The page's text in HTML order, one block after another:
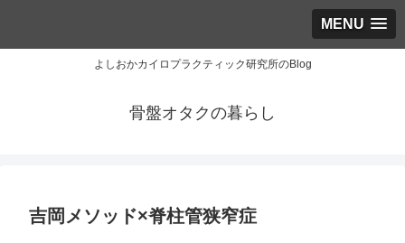
MENU
よしおかカイロプラクティック研究所のBlog
骨盤オタクの暮らし
吉岡メソッド×脊柱管狭窄症